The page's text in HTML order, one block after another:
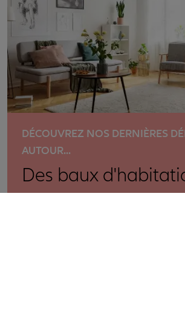
DÉCOUVREZ NOS DERNIÈRES
AUTOUR...
Des baux